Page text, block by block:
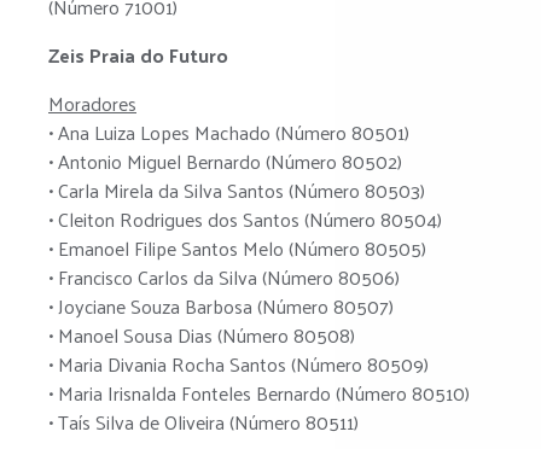
Zeis Praia do Futuro
Moradores
• Ana Luiza Lopes Machado (Número 80501)
• Antonio Miguel Bernardo (Número 80502)
• Carla Mirela da Silva Santos (Número 80503)
• Cleiton Rodrigues dos Santos (Número 80504)
• Emanoel Filipe Santos Melo (Número 80505)
• Francisco Carlos da Silva (Número 80506)
• Joyciane Souza Barbosa (Número 80507)
• Manoel Sousa Dias (Número 80508)
• Maria Divania Rocha Santos (Número 80509)
• Maria Irisnalda Fonteles Bernardo (Número 80510)
• Taís Silva de Oliveira (Número 80511)